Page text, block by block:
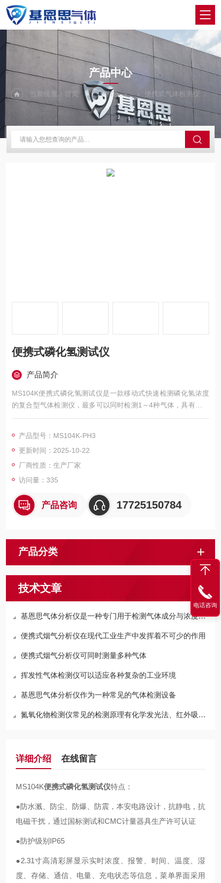
PRODUCTS CENTER
产品中心
当前位置： 首页 产品中心 便携式气体检测仪
便携式磷化氢测试仪
产品简介
MS104K便携式磷化氢测试仪是一款移动式快速检测磷化氢浓度
的复合型气体检测仪，最多可以同时检测1～4种气体，具有大容
量数据存储功能。
产品型号：MS104K-PH3
更新时间：2025-10-22
厂商性质：生产厂家
访问量：335
产品咨询 17725150784
产品分类
技术文章
基恩思气体分析仪是一种专门用于检测气体成分与浓度的设备
便携式烟气分析仪在现代工业生产中发挥着不可少的作用
便携式烟气分析仪可同时测量多种气体
挥发性气体检测仪可以适应各种复杂的工业环境
基恩思气体分析仪作为一种常见的气体检测设备
氮氧化物检测仪常见的检测原理有化学发光法、红外吸收法两种
详细介绍 在线留言
MS104K便携式磷化氢测试仪特点：
●防水溅、防尘、防爆、防震，本安电路设计，抗静电，抗
电磁干扰，通过国标测试和CMC计量器具生产许可认证
●防护级别IP65
●2.31寸高清彩屏显示实时浓度、报警、时间、温度、湿
度、存储、通信、电量、充电状态等信息，菜单界面采用
电话咨询